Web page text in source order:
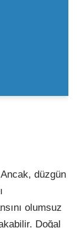
düzgün
olumsuz
Doğal